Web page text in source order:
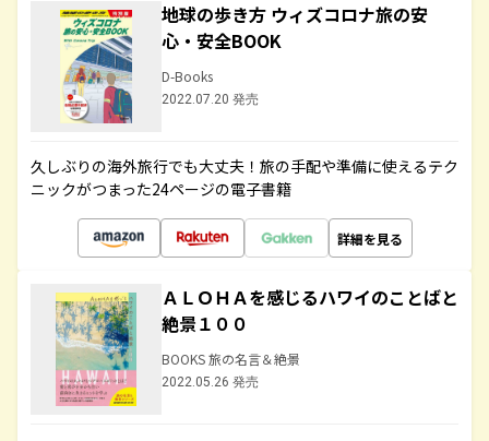
地球の歩き方 ウィズコロナ旅の安
心・安全BOOK
D-Books
2022.07.20 発売
久しぶりの海外旅行でも大丈夫！旅の手配や準備に使えるテク
ニックがつまった24ページの電子書籍
詳細を見る
ＡＬＯＨＡを感じるハワイのことばと
絶景１００
BOOKS 旅の名言＆絶景
2022.05.26 発売